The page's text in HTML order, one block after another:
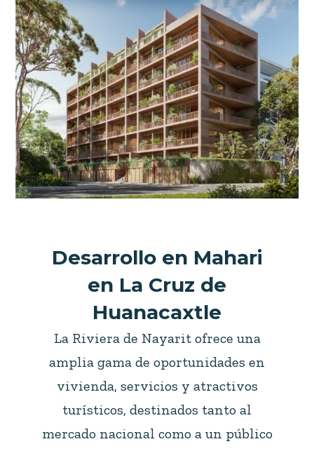
Desarrollo en Mahari
en La Cruz de
Huanacaxtle
La Riviera de Nayarit ofrece una
amplia gama de oportunidades en
vivienda, servicios y atractivos
turísticos, destinados tanto al
mercado nacional como a un público